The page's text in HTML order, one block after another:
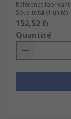
Référence fabricant
Sous-total (1 unité)
152,52 €HT
Quantité